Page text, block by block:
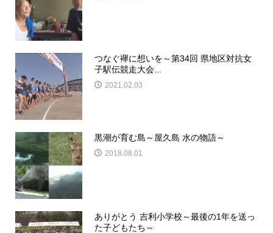
つなぐ襷に想いを～第34回 県地区対抗女
子駅伝競走大会...
2021.02.03
黒潮が育む島～屋久島 水の物語～
2018.08.01
ありがとう 吉利小学校～最後の1年を送っ
た子どもたち～